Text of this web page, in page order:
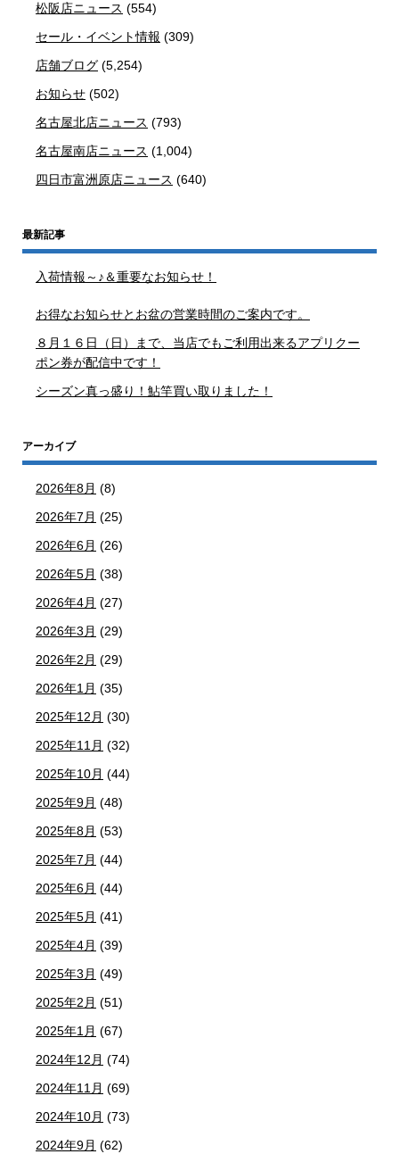
松阪店ニュース (554)
セール・イベント情報 (309)
店舗ブログ (5,254)
お知らせ (502)
名古屋北店ニュース (793)
名古屋南店ニュース (1,004)
四日市富洲原店ニュース (640)
最新記事
入荷情報～♪＆重要なお知らせ！
お得なお知らせとお盆の営業時間のご案内です。
８月１６日（日）まで、当店でもご利用出来るアプリクー
ポン券が配信中です！
シーズン真っ盛り！鮎竿買い取りました！
アーカイブ
2026年8月 (8)
2026年7月 (25)
2026年6月 (26)
2026年5月 (38)
2026年4月 (27)
2026年3月 (29)
2026年2月 (29)
2026年1月 (35)
2025年12月 (30)
2025年11月 (32)
2025年10月 (44)
2025年9月 (48)
2025年8月 (53)
2025年7月 (44)
2025年6月 (44)
2025年5月 (41)
2025年4月 (39)
2025年3月 (49)
2025年2月 (51)
2025年1月 (67)
2024年12月 (74)
2024年11月 (69)
2024年10月 (73)
2024年9月 (62)